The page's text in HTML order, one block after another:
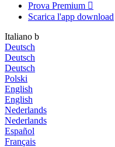
Prova Premium 
Scarica l'app download
Italiano b
Deutsch
Deutsch
Deutsch
Polski
English
English
Nederlands
Nederlands
Español
Français